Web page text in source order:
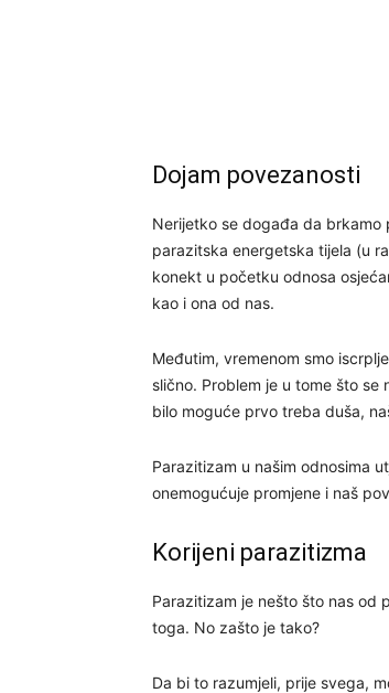
Dojam povezanosti
Nerijetko se događa da brkamo
parazitska energetska tijela (u
konekt u početku odnosa
kao i ona od nas.
Međutim, vremenom smo
slično. Problem je u tome što
bilo moguće prvo treba duša,
Parazitizam u našim odnosima
onemogućuje promjene i naš
Korijeni parazitizma
Parazitizam je nešto što nas od
toga. No zašto je tako?
Da bi to razumjeli, prije svega,